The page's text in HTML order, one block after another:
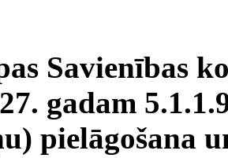
Savienības
gadam
pielāgošana